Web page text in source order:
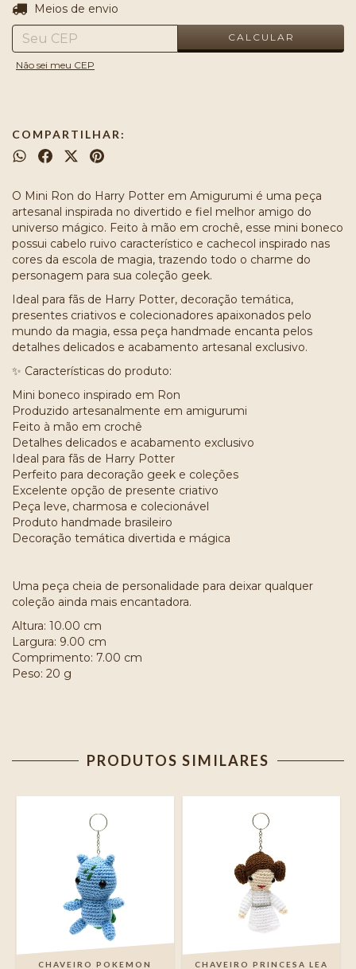
Entregas para o CEP:
Meios de envio
CALCULAR
Não sei meu CEP
COMPARTILHAR:
O Mini Ron do Harry Potter em Amigurumi é uma peça
artesanal inspirada no divertido e fiel melhor amigo do
universo mágico. Feito à mão em crochê, esse mini boneco
possui cabelo ruivo característico e cachecol inspirado nas
cores da escola de magia, trazendo todo o charme do
personagem para sua coleção geek.
Ideal para fãs de Harry Potter, decoração temática,
presentes criativos e colecionadores apaixonados pelo
mundo da magia, essa peça handmade encanta pelos
detalhes delicados e acabamento artesanal exclusivo.
✨ Características do produto:
Mini boneco inspirado em Ron
Produzido artesanalmente em amigurumi
Feito à mão em crochê
Detalhes delicados e acabamento exclusivo
Ideal para fãs de Harry Potter
Perfeito para decoração geek e coleções
Excelente opção de presente criativo
Peça leve, charmosa e colecionável
Produto handmade brasileiro
Decoração temática divertida e mágica
Uma peça cheia de personalidade para deixar qualquer
coleção ainda mais encantadora.
Altura: 10.00 cm
Largura: 9.00 cm
Comprimento: 7.00 cm
Peso: 20 g
PRODUTOS SIMILARES
CHAVEIRO POKEMON
CHAVEIRO PRINCESA LEA